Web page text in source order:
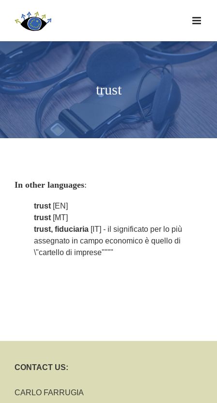
trust
In other languages:
trust [EN]
trust [MT]
trust, fiduciaria [IT] - il significato per lo più
assegnato in campo economico è quello di
\"cartello di imprese""""
CONTACT US:
CARLO FARRUGIA